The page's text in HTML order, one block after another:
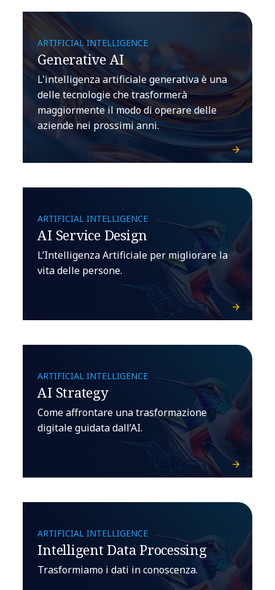
ARTIFICIAL INTELLIGENCE
Generative AI
L'intelligenza artificiale generativa è una
delle tecnologie che trasformerà
maggiormente il modo di operare delle
aziende nei prossimi anni.
ARTIFICIAL INTELLIGENCE
AI Service Design
L’Intelligenza Artificiale per migliorare la
vita delle persone.
ARTIFICIAL INTELLIGENCE
AI Strategy
Come affrontare una trasformazione
digitale guidata dall’AI.
ARTIFICIAL INTELLIGENCE
Intelligent Data Processing
Trasformiamo i dati in conoscenza.